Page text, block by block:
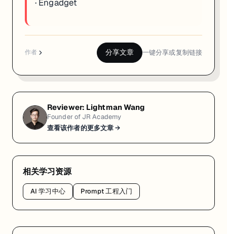
· Engadget
作者 分享文章 一键分享或复制链接
Reviewer: Lightman Wang
Founder of JR Academy
查看该作者的更多文章 →
相关学习资源
AI 学习中心 Prompt 工程入门